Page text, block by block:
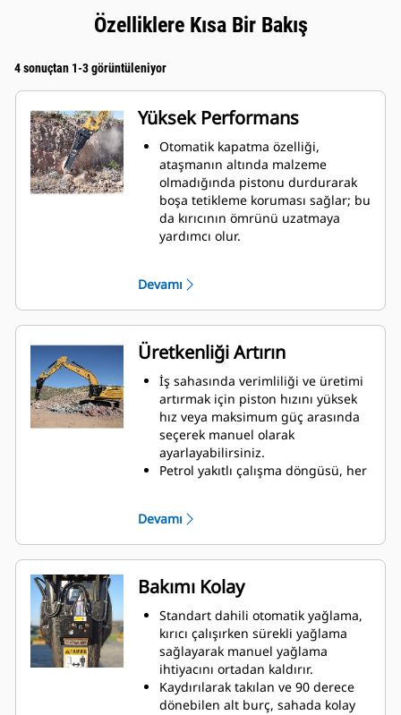
Özelliklere Kısa Bir Bakış
4 sonuçtan 1-3 görüntüleniyor
Yüksek Performans
Otomatik kapatma özelliği,
ataşmanın altında malzeme
olmadığında pistonu durdurarak
boşa tetikleme koruması sağlar; bu
da kırıcının ömrünü uzatmaya
yardımcı olur.
ve gürültü yalıtımının artırılmasına
yardımcı olur.
Standart susturucu özelliği,
mahalleler veya hastane civarları
gibi gürültü açısından hassas,
sesin düzenlemeye tabi olduğu
alanlarda bulunan iş sahalarında
Performanslı kırıcı kullanmanıza
olanak tanır.
Devamı
Üretkenliği Artırın
İş sahasında verimliliği ve üretimi
artırmak için piston hızını yüksek
hız veya maksimum güç arasında
seçerek manuel olarak
ayarlayabilirsiniz.
Petrol yakıtlı çalışma döngüsü, her
yardımcı olur.
Kritik hidrolik komponentlerin
muhafaza içinde hasara karşı
korunuyor olması, sahadaki kesinti
sürelerinin azaltılmasına yardımcı
olur.
Devamı
Bakımı Kolay
Standart dahili otomatik yağlama,
kırıcı çalışırken sürekli yağlama
sağlayarak manuel yağlama
ihtiyacını ortadan kaldırır.
Kaydırılarak takılan ve 90 derece
dönebilen alt burç, sahada kolay